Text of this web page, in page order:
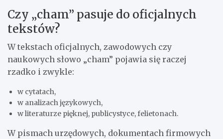
Czy „cham” pasuje do oficjalnych
tekstów?
W tekstach oficjalnych, zawodowych czy
naukowych słowo „cham” pojawia się raczej
rzadko i zwykle:
w cytatach,
w analizach językowych,
w literaturze pięknej, publicystyce, felietonach.
W pismach urzędowych, dokumentach firmowych